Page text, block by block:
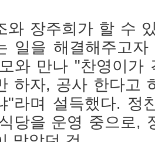
와 장주희가 할 수
일을 해결해주고
와 만나 "찬영이가
하자, 공사 한다고
"라며 설득했다. 정
당을 운영 중으로,